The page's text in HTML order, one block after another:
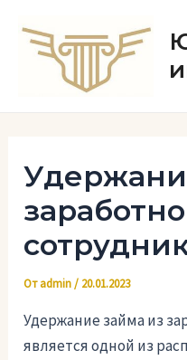
содержимому
Отadmin/ 20.01.2023
Удержание займа из
является одной из